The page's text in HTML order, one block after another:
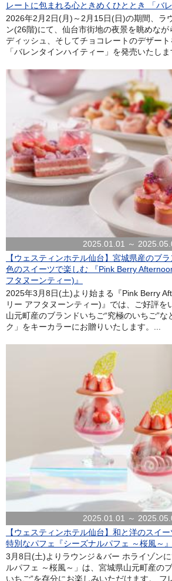
レートに包まれる心ときめくひととき 「バ
2026年2月2日(月)～2月15日(日)の期間、ラ
ン(26階)にて、仙台市街地の夜景を眺めな
ディッシュ、そしてチョコレートのデザー
「バレンタインハイティー」を発売いたし
2025.01.01 ～
【ウェスティンホテル仙台】宮城県産のブ
色のスイーツで楽しむ 『Pink Berry
フタヌーンティー)』
2025年3月8日(土)より始まる『Pink Berry
リー アフタヌーンティー)』では、ご好評を
山元町産のブランドいちご“究極のいちご”な
ク」をキーカラーにお贈りいたします。...
2025.01.01 ～
【ウェスティンホテル仙台】和と洋のスイ
特別なパフェ『シーズナルパフェ ～桜風～』
3月8日(土)よりラウンジ＆バー ホライゾン
ルパフェ ～桜風～」は、宮城県山元町産の
いちご”を存分にお楽しみいただけます。 フ